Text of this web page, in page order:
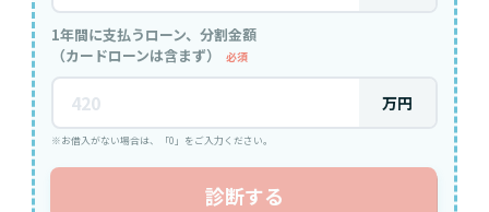
1年間に支払うローン、分割金額
（カードローンは含まず）
必須
万円
※お借入がない場合は、「0」をご入力ください。
診断する